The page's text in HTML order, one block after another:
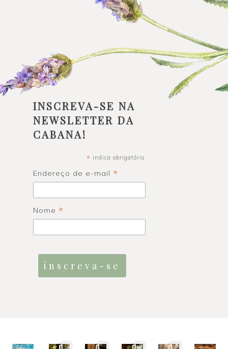
INSCREVA-SE NA
NEWSLETTER DA
CABANA!
* indica obrigatório
Endereço de e-mail *
Nome *